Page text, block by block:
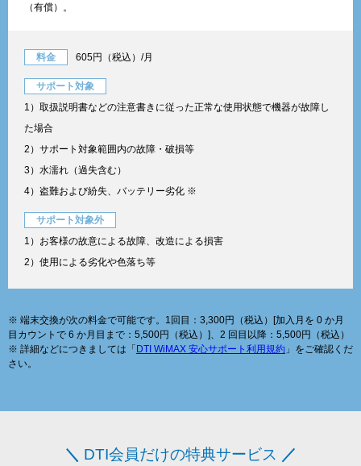
（有償）。
料金 605円（税込）/月
サポート対象
1）取扱説明書などの注意書きに従った正常な使用状態で機器が故障し
た場合
2）サポート対象範囲内の故障・破損等
3）水濡れ（過失含む）
4）盗難および紛失、バッテリー劣化 ※
サポート対象外
1）お客様の故意による故障、改造による損害
2）使用による劣化や色落ち等
※ 端末交換が次の料金で可能です。1回目：3,300円（税込）[加入月を 0 か月
目カウントで 6 か月目まで：5,500円（税込）]、2 回目以降：5,500円（税込）
※ 詳細などにつきましては「 DTI WiMAX 安心サポート利用規約 」をご確認くだ
さい。
＼ DTI会員だけの特典サービス ／